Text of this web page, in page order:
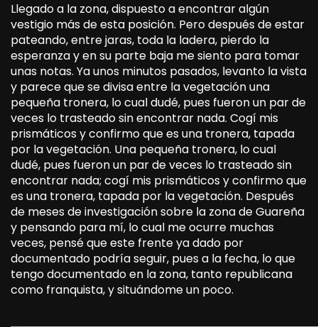
Llegado a la zona, dispuesto a encontrar algún
vestigio más de esta posición. Pero después de estar
pateando, entre jaras, toda la ladera, pierdo la
esperanza y en su parte baja me siento para tomar
unas notas. Ya unos minutos pasados, levanto la vista
y parece que se divisa entre la vegetación una
pequeña tronera, lo cual dudé, pues fueron un par de
veces lo trasteado sin encontrar nada. Cogí mis
prismáticos y confirmo que es una tronera, tapada
por la vegetación. Una pequeña tronera, lo cual
dudé, pues fueron un par de veces lo trasteado sin
encontrar nada; cogí mis prismáticos y confirmo que
es una tronera, tapada por la vegetación. Después
de meses de investigación sobre la zona de Guareña
y pensando para mí, lo cual me ocurre muchas
veces, pensé que este frente ya dado por
documentado podría seguir, pues a la fecha, lo que
tengo documentado en la zona, tanto republicana
como franquista, y situándome un poco.